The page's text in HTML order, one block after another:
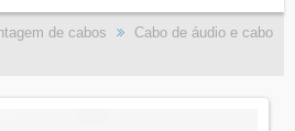
de cabos
Cabo de áudio e cabo